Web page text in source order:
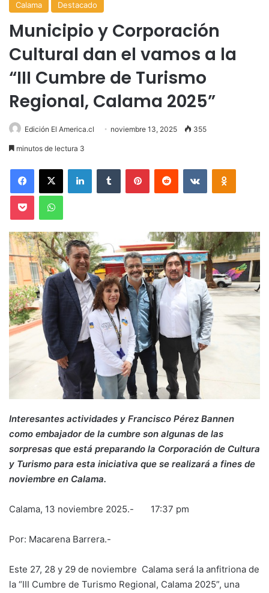
Calama Destacado
Municipio y Corporación
Cultural dan el vamos a la
“III Cumbre de Turismo
Regional, Calama 2025”
Edición El America.cl noviembre 13, 2025 355
minutos de lectura 3
Facebook
X LinkedInTumblr PinterestReddit VKontakte
Pocket WhatsApp
Interesantes actividades y Francisco Pérez Bannen
como embajador de la cumbre son algunas de las
sorpresas que está preparando la Corporación de Cultura
y Turismo para esta iniciativa que se realizará a fines de
noviembre en Calama.
Calama, 13 noviembre 2025.- 17:37 pm
Por: Macarena Barrera.-
Este 27, 28 y 29 de noviembre Calama será la anfitriona de
la “III Cumbre de Turismo Regional, Calama 2025”, una